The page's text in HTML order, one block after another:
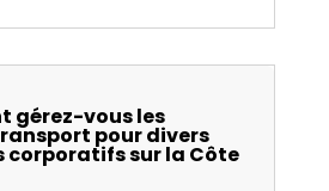
gérez-vous les
pour divers
corporatifs sur la Côte